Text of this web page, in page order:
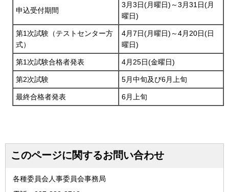
申込受付期間
3月3日(月曜日)～3月31日(月
曜日)
第1次試験（テストセンター方
式）
4月7日(月曜日)～4月20日(日
曜日)
第1次試験合格者発表 4月25日(金曜日)
第2次試験 5月中旬及び6月上旬
最終合格者発表 6月上旬
このページに関するお問い合わせ
各種委員会人事委員会事務局